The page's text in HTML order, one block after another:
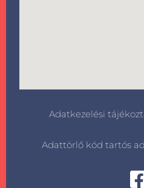
Adatkezelési
Adattörlő kód tartós